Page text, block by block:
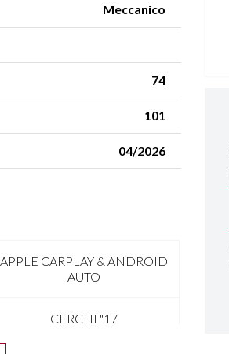
Meccanico
74
101
04/2026
APPLE CARPLAY & ANDROID
AUTO
CERCHI "17